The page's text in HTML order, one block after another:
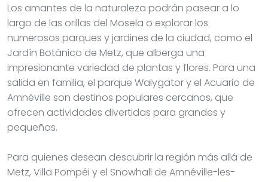
Los amantes de la naturaleza podrán pasear a lo
largo de las orillas del Mosela o explorar los
numerosos parques y jardines de la ciudad, como el
Jardín Botánico de Metz, que alberga una
impresionante variedad de plantas y flores. Para una
salida en familia, el parque Walygator y el Acuario de
Amnéville son destinos populares cercanos, que
ofrecen actividades divertidas para grandes y
pequeños.
Para quienes desean descubrir la región más allá de
Metz, Villa Pompéi y el Snowhall de Amnéville-les-